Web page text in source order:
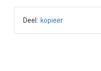
Deel: kopieer